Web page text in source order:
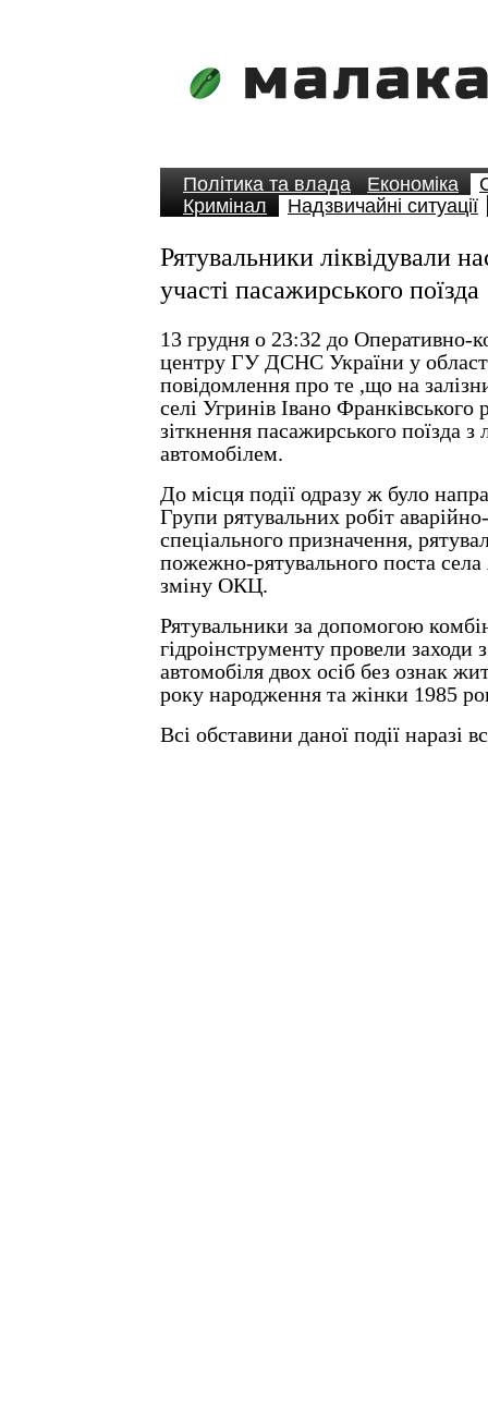
Політика та влада Економіка
Кримінал
Надзвичайні ситуації
Рятувальники ліквідували
участі пасажирського поїзда
13 грудня о 23:32 до Оперативно-
центру ГУ ДСНС України у
повідомлення про те ,що на
селі Угринів Івано Франківського
зіткнення пасажирського поїзда з
автомобілем.
До місця події одразу ж було
Групи рятувальних робіт
спеціального призначення,
пожежно-рятувального поста
зміну ОКЦ.
Рятувальники за допомогою
гідроінструменту провели заходи
автомобіля двох осіб без ознак
року народження та жінки 1985
Всі обставини даної події наразі